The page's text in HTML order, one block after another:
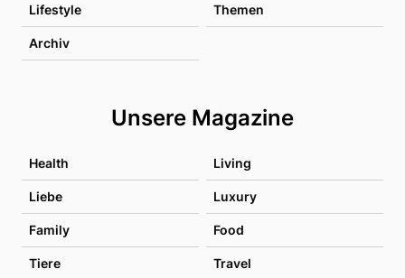
Lifestyle Themen
Archiv
Unsere Magazine
Health Living
Liebe Luxury
Family Food
Tiere Travel